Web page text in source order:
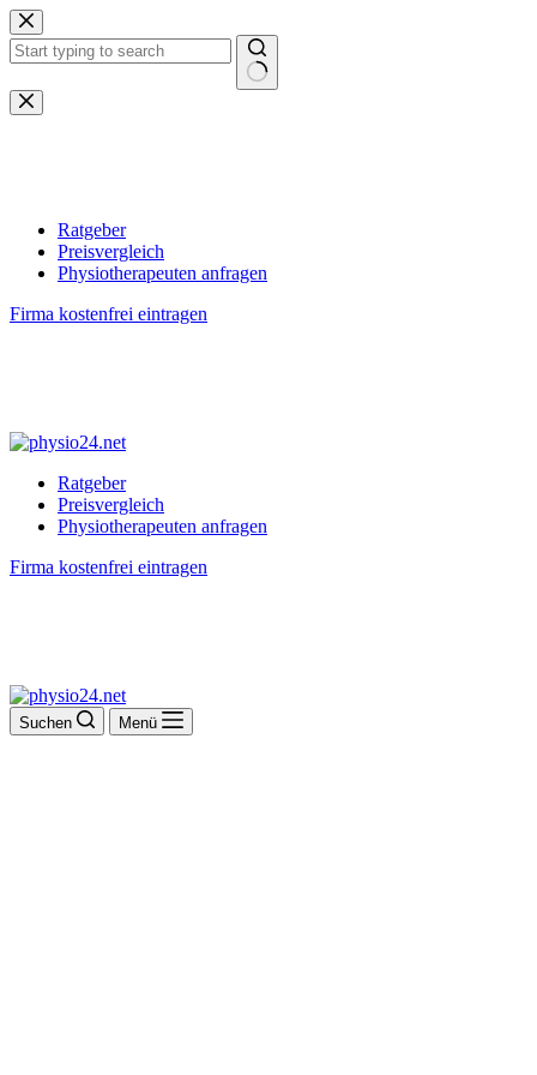
Zum
Inhalt
springen
Keine
Ergebnisse
Ratgeber
Preisvergleich
Physiotherapeuten anfragen
Firma kostenfrei eintragen
Ratgeber
Preisvergleich
Physiotherapeuten anfragen
Firma kostenfrei eintragen
Suchen Menü